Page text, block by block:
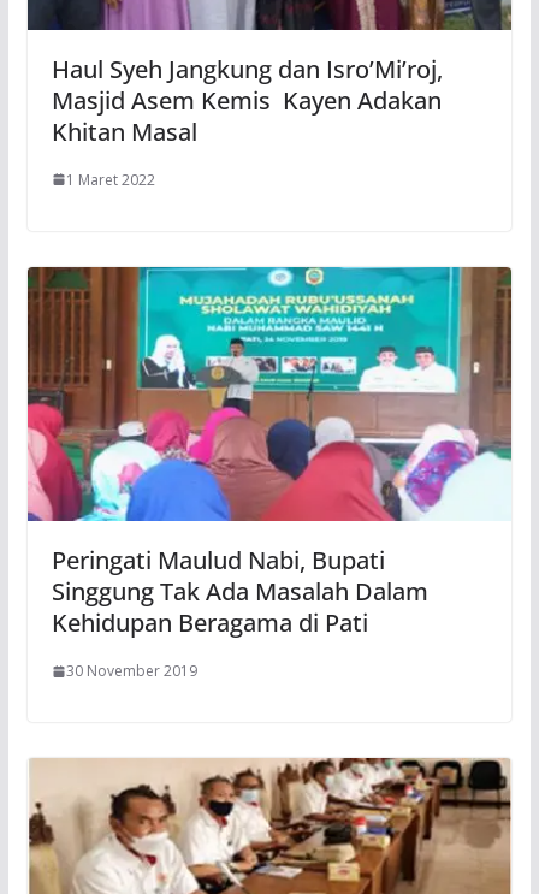
Haul Syeh Jangkung dan Isro’Mi’roj,
Masjid Asem Kemis Kayen Adakan
Khitan Masal
1 Maret 2022
Peringati Maulud Nabi, Bupati
Singgung Tak Ada Masalah Dalam
Kehidupan Beragama di Pati
30 November 2019